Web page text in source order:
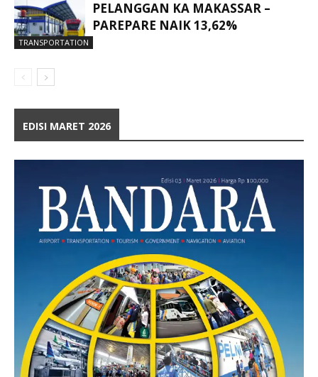
TRANSPORTATION
PELANGGAN KA MAKASSAR –
PAREPARE NAIK 13,62%
EDISI MARET 2026